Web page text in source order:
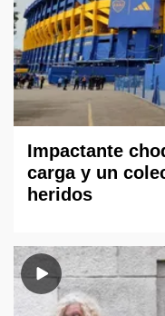
Impactante
carga y un
heridos